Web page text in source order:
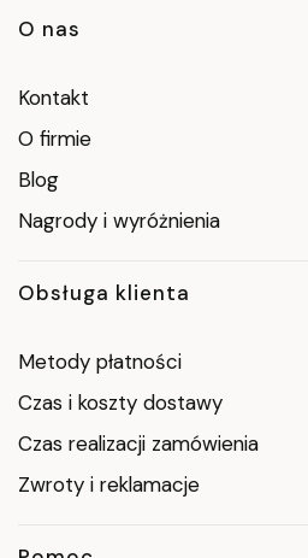
Linki w stopce
O nas
Kontakt
O firmie
Blog
Nagrody i wyróżnienia
Obsługa klienta
Metody płatności
Czas i koszty dostawy
Czas realizacji zamówienia
Zwroty i reklamacje